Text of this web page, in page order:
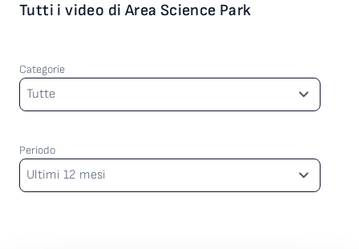
Tutti i video di Area Science Park
Categorie
Categorie
Tutte
Periodo
Periodo
Ultimi 12 mesi